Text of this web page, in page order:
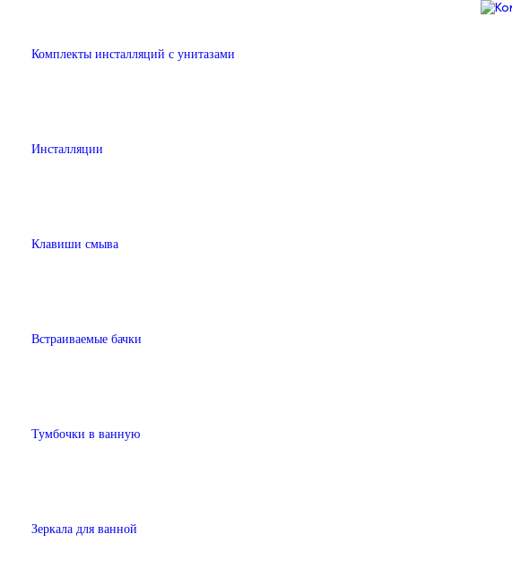
Комплекты инсталляций с унитазами
Инсталляции
Клавиши смыва
Встраиваемые бачки
Тумбочки в ванную
Зеркала для ванной